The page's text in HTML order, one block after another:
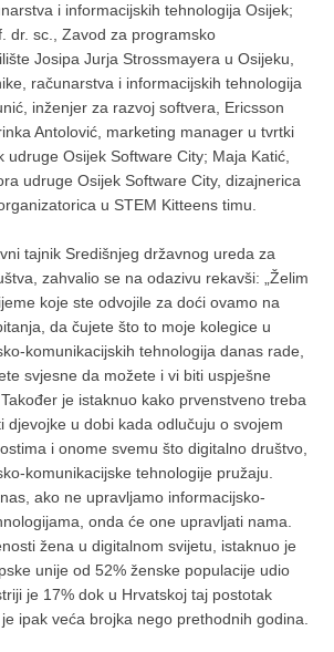
i informacijskih tehnologija Osijek;
dr. sc., Zavod za programsko
Josipa Jurja Strossmayera u Osijeku,
računarstva i informacijskih tehnologija
inženjer za razvoj softvera, Ericsson
Antolović, marketing manager u tvrtki
udruge Osijek Software City; Maja Katić,
udruge Osijek Software City, dizajnerica
u STEM Kitteens timu.
tajnik Središnjeg državnog ureda za
zahvalio se na odazivu rekavši: „Želim
koje ste odvojile za doći ovamo na
da čujete što to moje kolegice u
komunikacijskih tehnologija danas rade,
svjesne da možete i vi biti uspješne
je istaknuo kako prvenstveno treba
djevojke u dobi kada odlučuju o svojem
i onome svemu što digitalno društvo,
komunikacijske tehnologije pružaju.
ako ne upravljamo informacijsko-
onda će one upravljati nama.
žena u digitalnom svijetu, istaknuo je
unije od 52% ženske populacije udio
je 17% dok u Hrvatskoj taj postotak
ipak veća brojka nego prethodnih godina.